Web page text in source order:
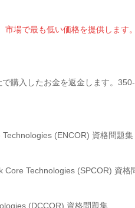
市場で最も低い価格を提供します
購入したお金を返金します。
(ENCOR) 資格問題集
Technologies (SPCOR) 資格
(DCCOR) 資格問題集